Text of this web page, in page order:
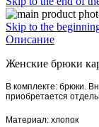
Skip to the
Описание
Женские брюки
В комплекте: брюки.
приобретается
Материал: хлопок